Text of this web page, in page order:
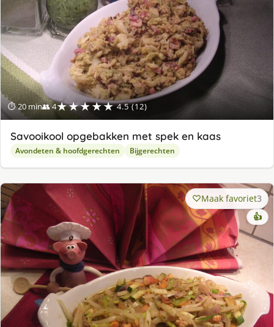
⏱ 20 min👥 4★★★★★ 4.5 (12)
Savooikool opgebakken met spek en kaas
Avondeten & hoofdgerechten Bijgerechten
Maak favoriet3
👍